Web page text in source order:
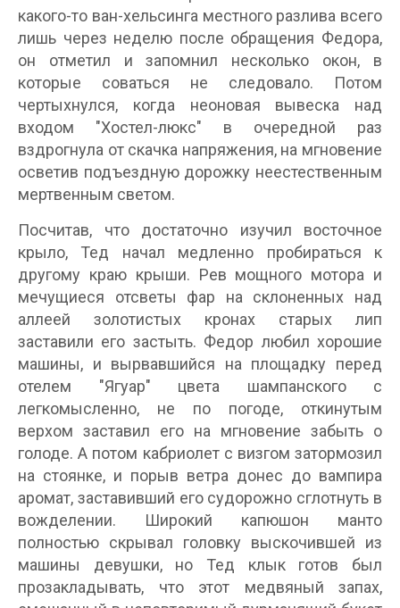
какого-то ван-хельсинга местного разлива всего
лишь через неделю после обращения Федора,
он отметил и запомнил несколько окон, в
которые соваться не следовало. Потом
чертыхнулся, когда неоновая вывеска над
входом "Хостел-люкс" в очередной раз
вздрогнула от скачка напряжения, на мгновение
осветив подъездную дорожку неестественным
мертвенным светом.
Посчитав, что достаточно изучил восточное
крыло, Тед начал медленно пробираться к
другому краю крыши. Рев мощного мотора и
мечущиеся отсветы фар на склоненных над
аллеей золотистых кронах старых лип
заставили его застыть. Федор любил хорошие
машины, и вырвавшийся на площадку перед
отелем "Ягуар" цвета шампанского с
легкомысленно, не по погоде, откинутым
верхом заставил его на мгновение забыть о
голоде. А потом кабриолет с визгом затормозил
на стоянке, и порыв ветра донес до вампира
аромат, заставивший его судорожно сглотнуть в
вожделении. Широкий капюшон манто
полностью скрывал головку выскочившей из
машины девушки, но Тед клык готов был
прозакладывать, что этот медвяный запах,